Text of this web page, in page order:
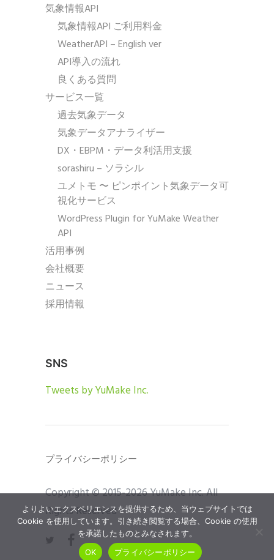
気象情報API
気象情報API ご利用料金
WeatherAPI – English ver
API導入の流れ
良くある質問
サービス一覧
過去気象データ
気象データアナライザー
DX・EBPM・データ利活用支援
sorashiru – ソラシル
ユメトモ 〜 ピンポイント気象データ可
視化サービス
WordPress Plugin for YuMake Weather
API
活用事例
会社概要
ニュース
採用情報
SNS
Tweets by YuMake Inc.
プライバシーポリシー
Copyright © 2015-2026 YuMake Inc. All
Rights Reserved
よりよいエクスペリエンスを提供するため、当ウェブサイトでは
Cookie を使用しています。引き続き閲覧する場合、Cookie の使用
を承諾したものとみなされます。
OK
プライバシーポリシー